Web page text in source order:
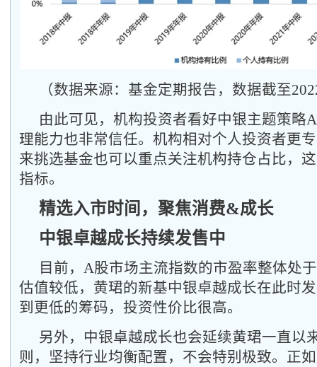
（数据来源：基金定期报告，数据截至
由此可见，机构投资者看好中银主题策略
理能力也非常信任。机构相对个人投资者更
来挑选基金也可以重点关注机构持仓占比，
指标。
精选入市时间，聚焦消费&成长
中银卓越成长持续发售中
目前，A股市场主流指数的市盈率整体处
估值较低，黄珺的新基中银卓越成长在此时
到更低的筹码，投资性价比很高。
另外，中银卓越成长也会延续黄珺一直以
则，坚持行业均衡配置，不会特别极致。正